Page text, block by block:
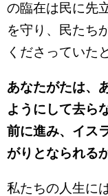
の臨在は民に先
を守り、民たち
くださっていた
あなたがたは、
ようにして去ら
前に進み、イス
がりとなられる
私たちの人生に